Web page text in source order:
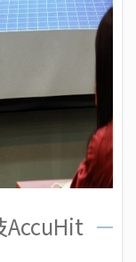
AccuHit